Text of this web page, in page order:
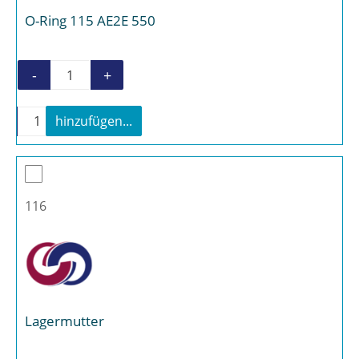
O-Ring 115 AE2E 550
O-Ring 115 AE2E 550 Menge
- +
O-Ring 115 AE2E 550 Menge
+
hinzufügen...
116
Lagermutter